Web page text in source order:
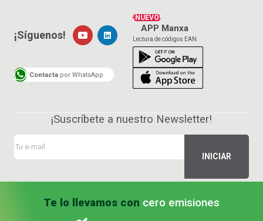
¡NUEVO!
APP Manxa
Lectura de códigos EAN
¡Síguenos!
Contacta por WhatsApp
¡Suscríbete a nuestro Newsletter!
Te lo llevamos con cero emisiones